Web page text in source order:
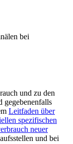
bei
und zu den
gegebenenfalls
Leitfaden über
spezifischen
neuer
und bei